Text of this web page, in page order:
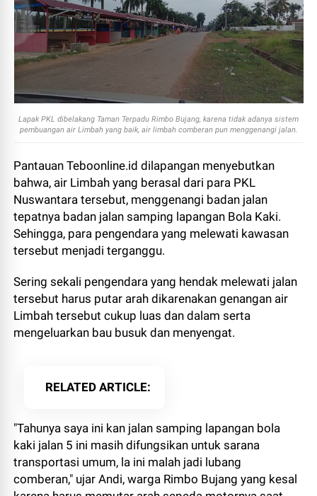
Lapak PKL dibelakang Taman Terpadu Rimbo Bujang, karena tidak adanya sistem
pembuangan air Limbah yang baik, air limbah comberan pun menggenangi jalan.
Pantauan Teboonline.id dilapangan menyebutkan
bahwa, air Limbah yang berasal dari para PKL
Nuswantara tersebut, menggenangi badan jalan
tepatnya badan jalan samping lapangan Bola Kaki.
Sehingga, para pengendara yang melewati kawasan
tersebut menjadi terganggu.
Sering sekali pengendara yang hendak melewati jalan
tersebut harus putar arah dikarenakan genangan air
Limbah tersebut cukup luas dan dalam serta
mengeluarkan bau busuk dan menyengat.
RELATED ARTICLE
"Tahunya saya ini kan jalan samping lapangan bola
kaki jalan 5 ini masih difungsikan untuk sarana
transportasi umum, la ini malah jadi lubang
comberan," ujar Andi, warga Rimbo Bujang yang kesal